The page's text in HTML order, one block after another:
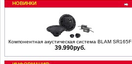
НОВИНКИ
Компонентная акустическая система BLAM SR165F
39.990руб.